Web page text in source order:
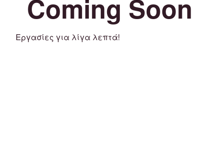
Coming Soon
Εργασίες για λίγα λεπτά!